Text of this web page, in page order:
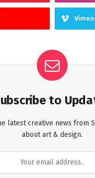
Vimeo
to
latest creative news from
about art & design.